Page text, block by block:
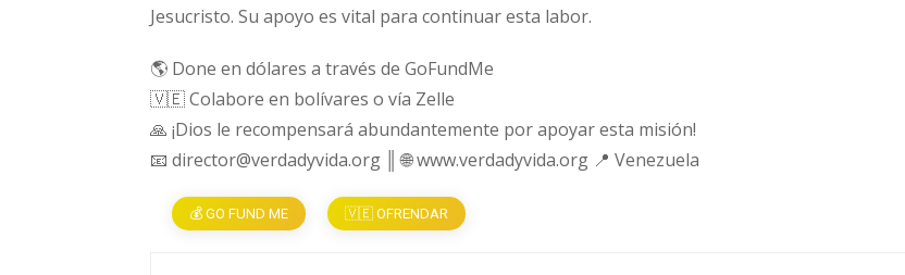
Jesucristo. Su apoyo es vital para continuar esta labor.
🌎 Done en dólares a través de GoFundMe
🇻🇪 Colabore en bolívares o vía Zelle
🙏 ¡Dios le recompensará abundantemente por apoyar esta misión!
📧 director@verdadyvida.org ║ 🌐 www.verdadyvida.org 📍 Venezuela
💰 GO FUND ME 🇻🇪 OFRENDAR